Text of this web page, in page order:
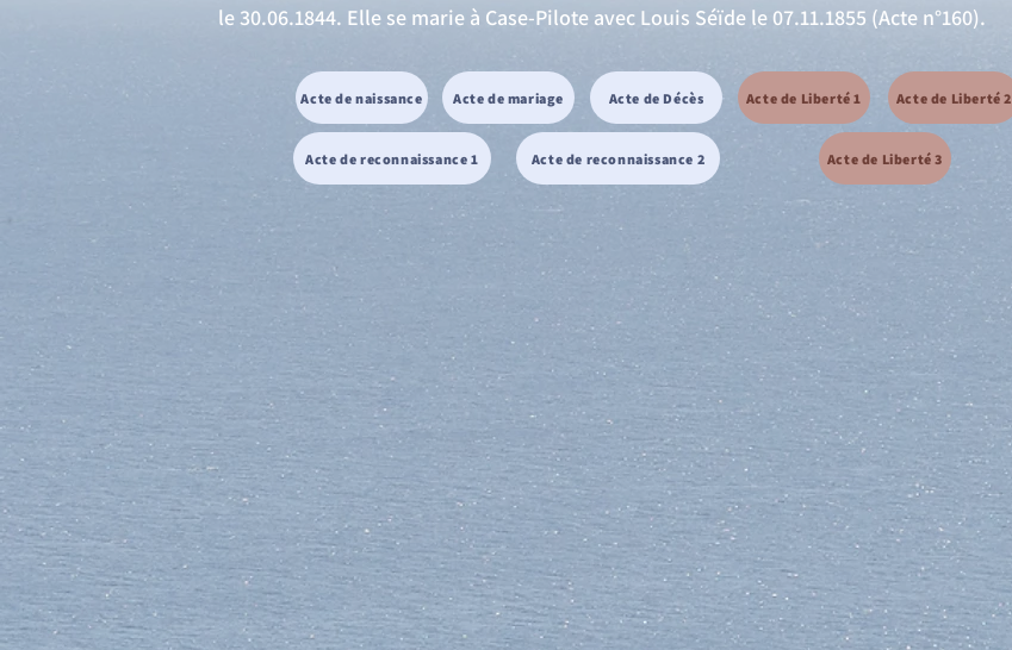
le 30.06.1844. Elle se marie à Case-Pilote avec Louis Séïde le 07.11.1855 (Acte n°160).
Acte de naissance Acte de mariage Acte de Décès
Acte de reconnaissance 1 Acte de reconnaissance 2
Acte de Liberté 1 Acte de Liberté 2
Acte de Liberté 3